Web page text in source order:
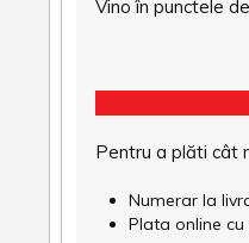
Vino în punctele
Pentru a plăti cât
Numerar la
Plata online cu